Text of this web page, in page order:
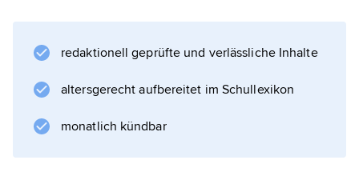
Indien.redaktionell geprüfte und verlässliche Inhalte
altersgerecht aufbereitet im Schullexikon
monatlich kündbar